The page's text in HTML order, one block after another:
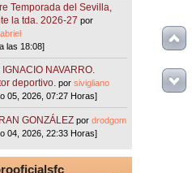
Temporada del Sevilla,
la tda. 2026-27 por
las 18:08]
IGNACIO NAVARRO.
deportivo. porsivigliano
05, 2026, 07:27 Horas]
GONZÁLEZ pordrodgom
04, 2026, 22:33 Horas]